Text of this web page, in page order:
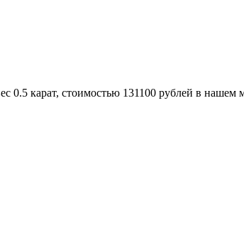
0.5 карат, стоимостью 131100 рублей в нашем